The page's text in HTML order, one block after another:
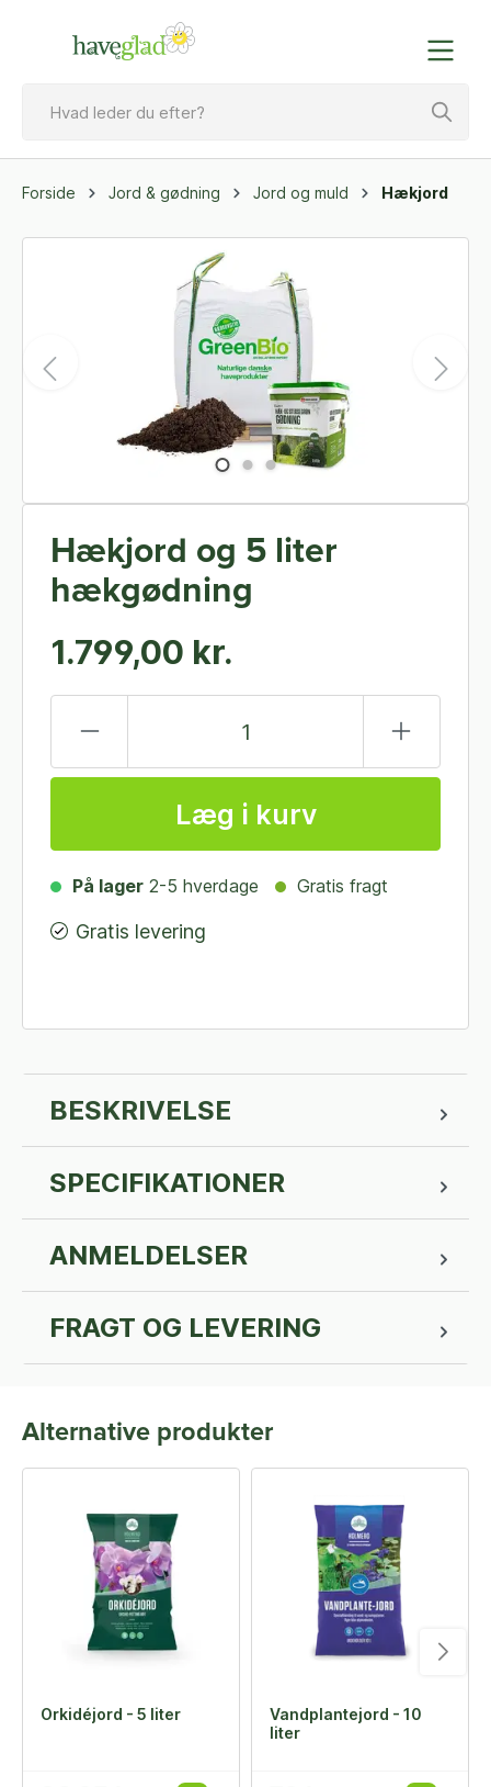
Forside Jord & gødning Jord og muld Hækjord
Hækjord og 5 liter
hækgødning
1.799,00 kr.
Læg i kurv
På lager 2-5 hverdage Gratis fragt
Gratis levering
BESKRIVELSE
SPECIFIKATIONER
ANMELDELSER
FRAGT OG LEVERING
Alternative produkter
Orkidéjord - 5 liter
Vandplantejord - 10
liter